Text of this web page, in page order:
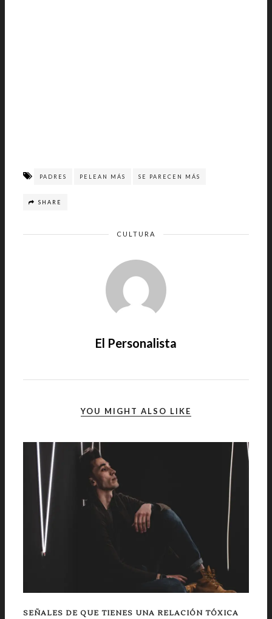
PADRES PELEAN MÁS SE PARECEN MÁS
SHARE
CULTURA
El Personalista
YOU MIGHT ALSO LIKE
SEÑALES DE QUE TIENES UNA RELACIÓN TÓXICA